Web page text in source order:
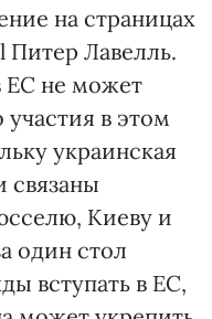
на страницах
Лавелль.
ЕС не может
в этом
украинская
связаны
Киеву и
один стол
вступать в ЕС,